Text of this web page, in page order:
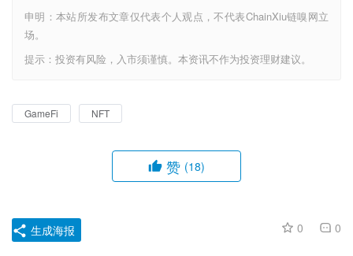
申明：本站所发布文章仅代表个人观点，不代表ChainXiu链嗅网立
场。
提示：投资有风险，入市须谨慎。本资讯不作为投资理财建议。
GameFi NFT
赞 (18)
0 0
生成海报